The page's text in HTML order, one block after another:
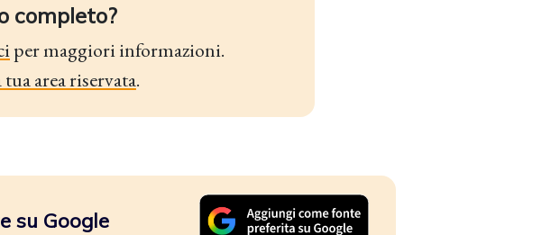
completo?
per maggiori informazioni.
tua area riservata.
su Google